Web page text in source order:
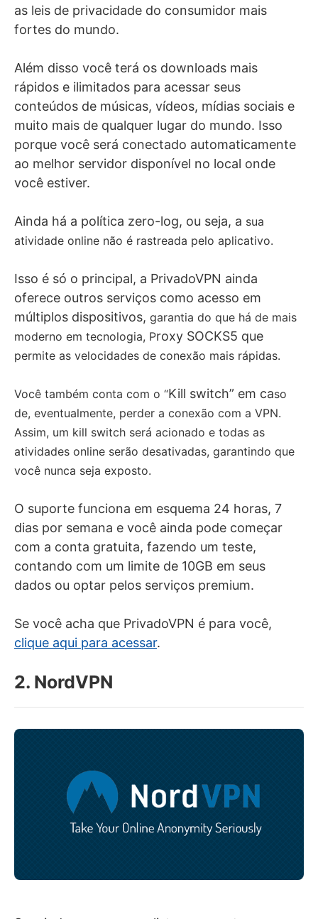
as leis de privacidade do consumidor mais
fortes do mundo.
Além disso você terá os downloads mais
rápidos e ilimitados para acessar seus
conteúdos de músicas, vídeos, mídias sociais e
muito mais de qualquer lugar do mundo. Isso
porque você será conectado automaticamente
ao melhor servidor disponível no local onde
você estiver.
Ainda há a política zero-log, ou seja, a sua
atividade online não é rastreada pelo aplicativo.
Isso é só o principal, a PrivadoVPN ainda
oferece outros serviços como acesso em
múltiplos dispositivos, garantia do que há de mais
moderno em tecnologia, Proxy SOCKS5 que
permite as velocidades de conexão mais rápidas.
Você também conta com o “Kill switch” em caso
de, eventualmente, perder a conexão com a VPN.
Assim, um kill switch será acionado e todas as
atividades online serão desativadas, garantindo que
você nunca seja exposto.
O suporte funciona em esquema 24 horas, 7
dias por semana e você ainda pode começar
com a conta gratuita, fazendo um teste,
contando com um limite de 10GB em seus
dados ou optar pelos serviços premium.
Se você acha que PrivadoVPN é para você,
clique aqui para acessar.
2. NordVPN